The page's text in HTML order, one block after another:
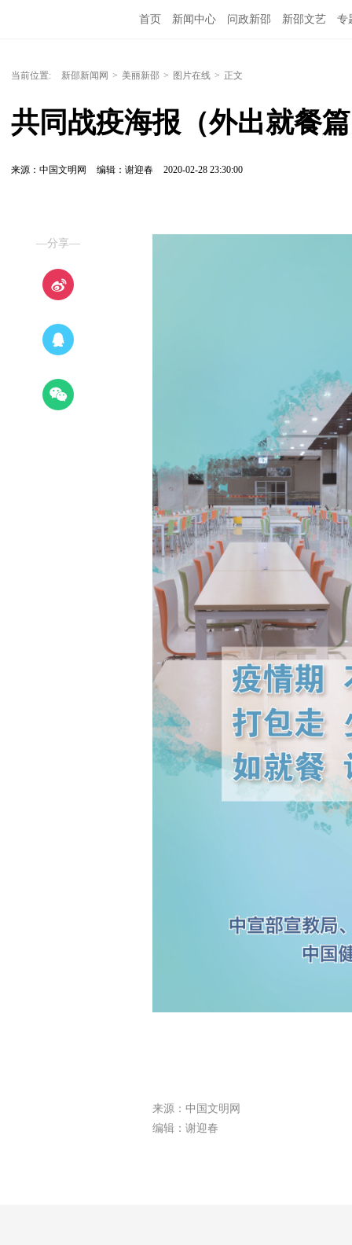
首页 新闻中心 问政新邵 新邵文艺 专
当前位置: 新邵新闻网 > 美丽新邵 > 图片在线 > 正文
共同战疫海报（外出就餐
来源：中国文明网 编辑：谢迎春 2020-02-28 23:30:00
—分享—
来源：中国文明网
编辑：谢迎春